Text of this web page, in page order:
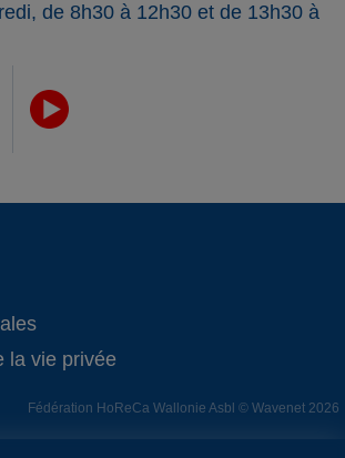
de 8h30 à 12h30 et de 13h30 à
la vie privée
Fédération HoReCa Wallonie Asbl © Wavenet 2026